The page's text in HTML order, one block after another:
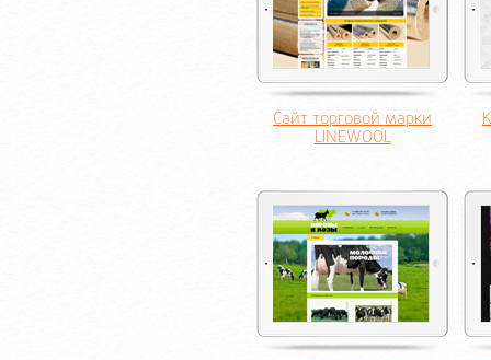
Сайт торговой марки
LINEWOOL